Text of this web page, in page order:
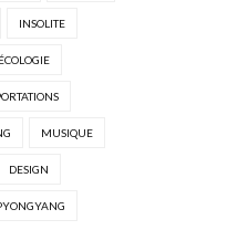
INSOLITE
ÉCOLOGIE
MUSIQUE
DESIGN